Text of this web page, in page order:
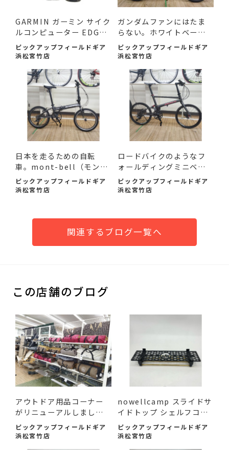
GARMIN ガーミン サイク
ルコンピューター EDGE1
030...
ピックアップフィールドギア
浜松宮竹店
ガンダムファンにはたま
らない。ホワイトベース
ミ...
ピックアップフィールドギア
浜松宮竹店
日本を走るための自転
車。mont-bell（モンベ
ル）SC...
ピックアップフィールドギア
浜松宮竹店
ロードバイクのようなフ
ォールディングミニベ
ロ。P...
ピックアップフィールドギア
浜松宮竹店
関連するブログ一覧へ
この店舗のブログ
アウトドア用品コーナー
がリニューアルしまし
た！
ピックアップフィールドギア
浜松宮竹店
nowellcamp スライドサ
イドトップ シェルフコン
テ...
ピックアップフィールドギア
浜松宮竹店